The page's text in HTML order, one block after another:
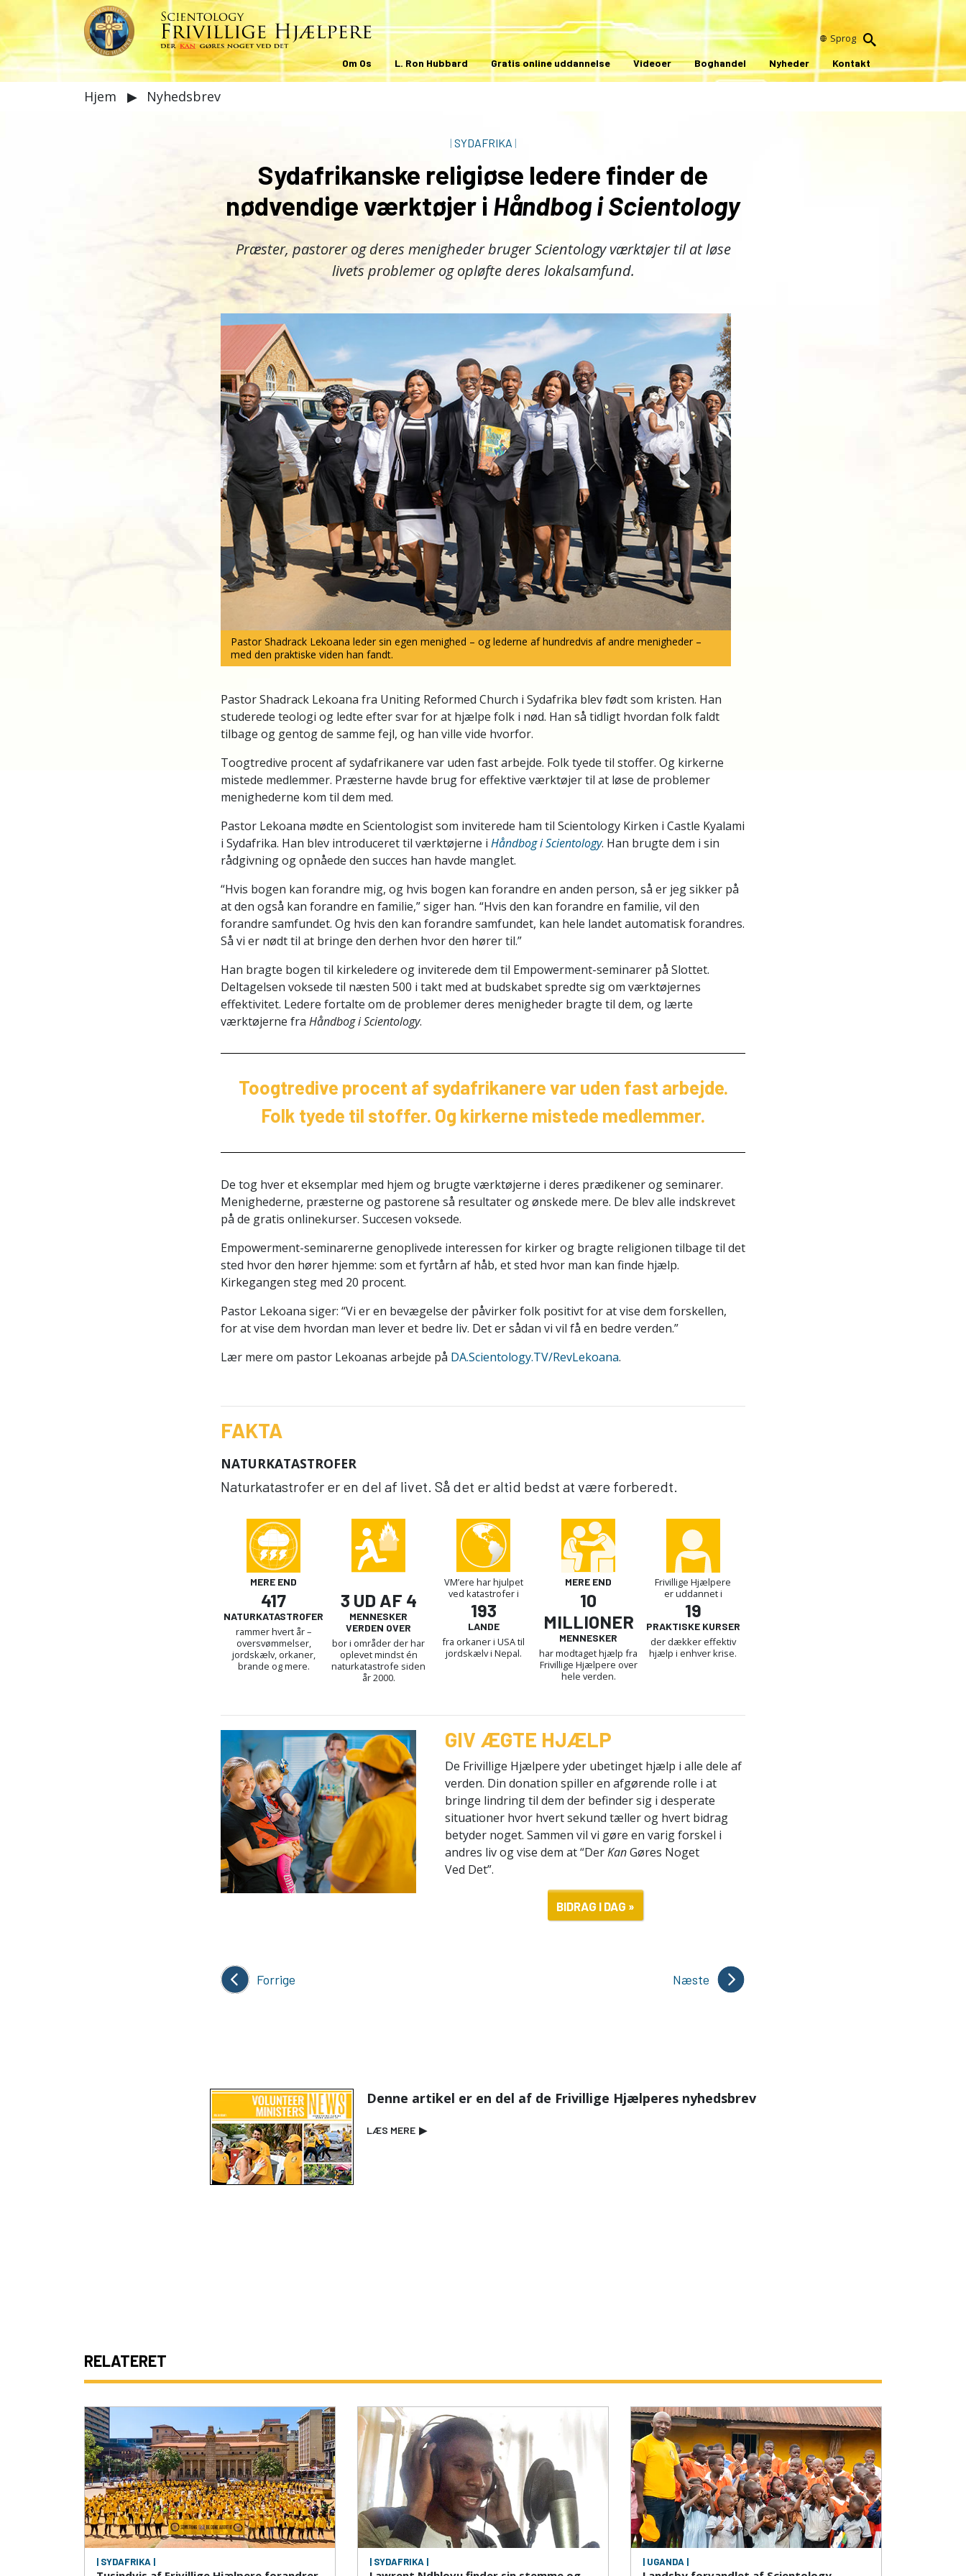
Sprog
Om Os L. Ron Hubbard Gratis online uddannelse Videoer Boghandel Nyheder Kontakt
Hjem ▶ Nyhedsbrev
| SYDAFRIKA |
Sydafrikanske religiøse ledere finder de
nødvendige værktøjer i Håndbog i Scientology
Præster, pastorer og deres menigheder bruger Scientology værktøjer til at løse
livets problemer og opløfte deres lokalsamfund.
Pastor Shadrack Lekoana leder sin egen menighed – og lederne af hundredvis af andre menigheder –
med den praktiske viden han fandt.
Pastor Shadrack Lekoana fra Uniting Reformed Church i Sydafrika blev født som kristen. Han
studerede teologi og ledte efter svar for at hjælpe folk i nød. Han så tidligt hvordan folk faldt
tilbage og gentog de samme fejl, og han ville vide hvorfor.
Toogtredive procent af sydafrikanere var uden fast arbejde. Folk tyede til stoffer. Og kirkerne
mistede medlemmer. Præsterne havde brug for effektive værktøjer til at løse de problemer
menighederne kom til dem med.
Pastor Lekoana mødte en Scientologist som inviterede ham til Scientology Kirken i Castle Kyalami
i Sydafrika. Han blev introduceret til værktøjerne i Håndbog i Scientology. Han brugte dem i sin
rådgivning og opnåede den succes han havde manglet.
“Hvis bogen kan forandre mig, og hvis bogen kan forandre en anden person, så er jeg sikker på
at den også kan forandre en familie,” siger han. “Hvis den kan forandre en familie, vil den
forandre samfundet. Og hvis den kan forandre samfundet, kan hele landet automatisk forandres.
Så vi er nødt til at bringe den derhen hvor den hører til.”
Han bragte bogen til kirkeledere og inviterede dem til Empowerment-seminarer på Slottet.
Deltagelsen voksede til næsten 500 i takt med at budskabet spredte sig om værktøjernes
effektivitet. Ledere fortalte om de problemer deres menigheder bragte til dem, og lærte
værktøjerne fra Håndbog i Scientology.
Toogtredive procent af sydafrikanere var uden fast arbejde.
Folk tyede til stoffer. Og kirkerne mistede medlemmer.
De tog hver et eksemplar med hjem og brugte værktøjerne i deres prædikener og seminarer.
Menighederne, præsterne og pastorene så resultater og ønskede mere. De blev alle indskrevet
på de gratis onlinekurser. Succesen voksede.
Empowerment-seminarerne genoplivede interessen for kirker og bragte religionen tilbage til det
sted hvor den hører hjemme: som et fyrtårn af håb, et sted hvor man kan finde hjælp.
Kirkegangen steg med 20 procent.
Pastor Lekoana siger: “Vi er en bevægelse der påvirker folk positivt for at vise dem forskellen,
for at vise dem hvordan man lever et bedre liv. Det er sådan vi vil få en bedre verden.”
Lær mere om pastor Lekoanas arbejde på DA.Scientology.TV/RevLekoana.
FAKTA
NATURKATASTROFER
Naturkatastrofer er en del af livet. Så det er altid bedst at være forberedt.
MERE END
417
NATURKATASTROFER
rammer hvert år –
oversvømmelser,
jordskælv, orkaner,
brande og mere.
3 UD AF 4
MENNESKER
VERDEN OVER
bor i områder der har
oplevet mindst én
naturkatastrofe siden
år 2000.
VM’ere har hjulpet
ved katastrofer i
193
LANDE
fra orkaner i USA til
jordskælv i Nepal.
MERE END
10
MILLIONER
MENNESKER
har modtaget hjælp fra
Frivillige Hjælpere over
hele verden.
Frivillige Hjælpere
er uddannet i
19
PRAKTISKE KURSER
der dækker effektiv
hjælp i enhver krise.
GIV ÆGTE HJÆLP
De Frivillige Hjælpere yder ubetinget hjælp i alle dele af
verden. Din donation spiller en afgørende rolle i at
bringe lindring til dem der befinder sig i desperate
situationer hvor hvert sekund tæller og hvert bidrag
betyder noget. Sammen vil vi gøre en varig forskel i
andres liv og vise dem at “DerKanGøres Noget
Ved Det”.
BIDRAG I DAG »
Forrige Næste
Denne artikel er en del af de Frivillige Hjælperes nyhedsbrev
LÆS MERE ▶
RELATERET
| SYDAFRIKA | | SYDAFRIKA | | UGANDA |